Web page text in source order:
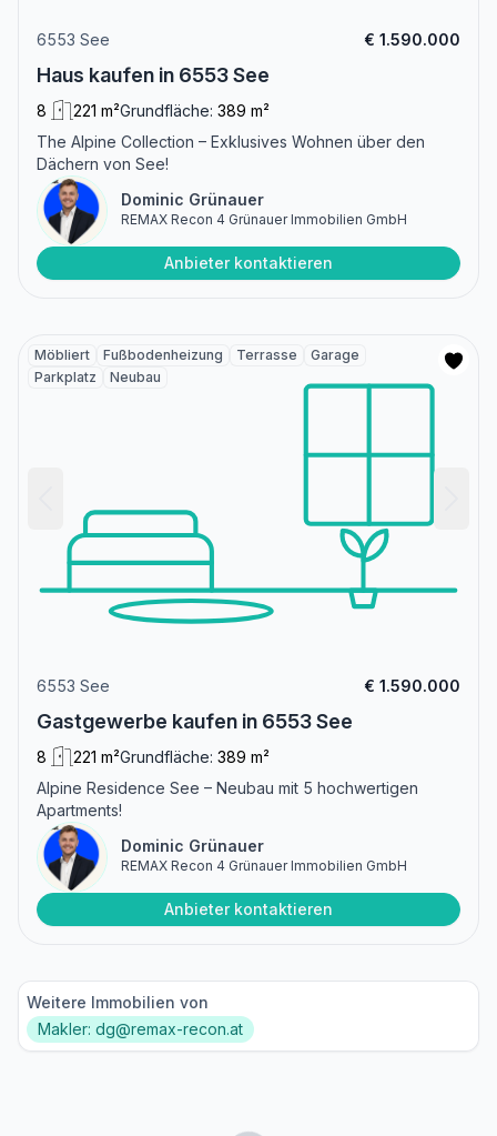
6553 See € 1.590.000
Haus kaufen in 6553 See
8 221 m²Grundfläche: 389 m²
The Alpine Collection – Exklusives Wohnen über den
Dächern von See!
Dominic Grünauer
REMAX Recon 4 Grünauer Immobilien GmbH
Anbieter kontaktieren
Möbliert Fußbodenheizung Terrasse
Garage
Parkplatz
Neubau
6553 See € 1.590.000
Gastgewerbe kaufen in 6553 See
8 221 m²Grundfläche: 389 m²
Alpine Residence See – Neubau mit 5 hochwertigen
Apartments!
Dominic Grünauer
REMAX Recon 4 Grünauer Immobilien GmbH
Anbieter kontaktieren
Weitere Immobilien von
Makler: dg@remax-recon.at